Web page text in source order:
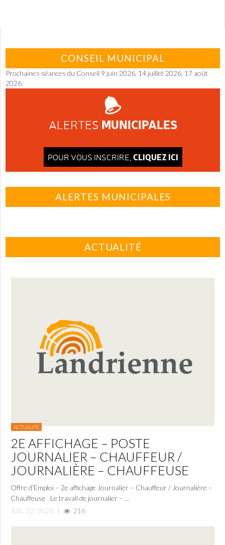
CONSEIL MUNICIPAL
Prochaines séances du Conseil 9 juin 2026, 14 juillet 2026, 17 août
2026.
ALERTES MUNICIPALES
POUR VOUS INSCRIRE, CLIQUEZ ICI
ALERTES MUNICIPALES
ACTUALITÉ
ACTUALITÉ
2E AFFICHAGE – POSTE
JOURNALIER – CHAUFFEUR /
JOURNALIÈRE – CHAUFFEUSE
Offre d’Emploi – 2e affichage Journalier – Chauffeur / Journalière –
Chauffeuse Le travail de journalier – ...
JUIL 22, 2026 | 216